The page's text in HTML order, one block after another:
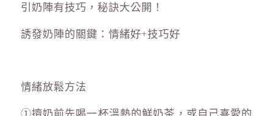
引奶陣有技巧，秘訣大公開！
誘發奶陣的關鍵：情緒好+技巧好
情緒放鬆方法